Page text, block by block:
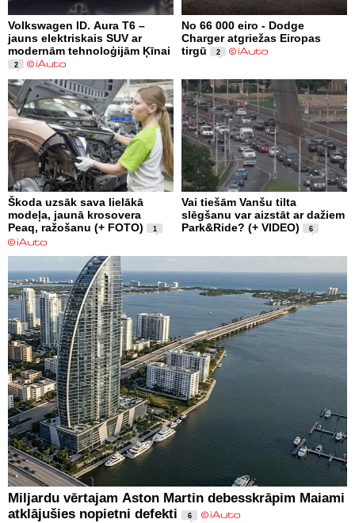
Volkswagen ID. Aura T6 –
jauns elektriskais SUV ar
modernām tehnoloģijām Ķīnai
2
No 66 000 eiro - Dodge
Charger atgriežas Eiropas
tirgū
2
Škoda uzsāk sava lielākā
modeļa, jaunā krosovera
Peaq, ražošanu (+ FOTO)
1
Vai tiešām Vanšu tilta
slēgšanu var aizstāt ar dažiem
Park&Ride? (+ VIDEO)
6
Miljardu vērtajam Aston Martin debesskrāpim Maiami
atklājušies nopietni defekti
6